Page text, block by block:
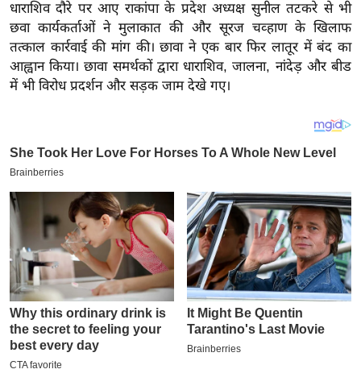
ब
ज
ट
खे
के
ट
I
P
L
2
0
2
6
क्रा
इ
धाराशिव दौरे पर आए राकांपा के प्रदेश अध्यक्ष सुनील तटकरे से भी
छवा कार्यकर्ताओं ने मुलाकात की और सूरज चव्हाण के खिलाफ
तत्काल कार्रवाई की मांग की। छावा ने एक बार फिर लातूर में बंद का
आह्वान किया। छावा समर्थकों द्वारा धाराशिव, जालना, नांदेड़ और बीड
में भी विरोध प्रदर्शन और सड़क जाम देखे गए।